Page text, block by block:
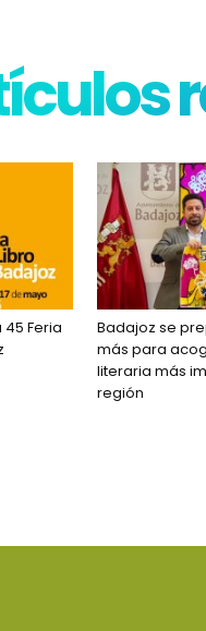
Feria
Badajoz se
más para
literaria más
región